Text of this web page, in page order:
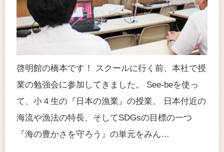
啓明館の橋本です！ スクールに行く前、本社で授
業の勉強会に参加してきました。 See-beを使っ
て、小４生の『日本の漁業』の授業。 日本付近の
海流や漁法の特長、そしてSDGsの目標の一つ
『海の豊かさを守ろう』の単元をみん…